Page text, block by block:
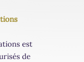
est
de